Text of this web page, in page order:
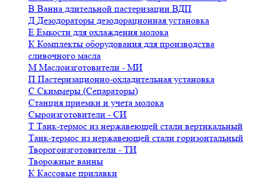
В Ванна длительной пастеризации ВДП
Д Дезодораторы дезодорационная установка
Е Емкости для охлаждения молока
К Комплекты оборудования для производства
сливочного масла
М Маслоизготовители - МИ
П Пастеризационно-охладительная установка
С Скиммеры (Сепараторы)
Станция приемки и учета молока
Сыроизготовители - СИ
Т Танк-термос из нержавеющей стали вертикальный
Танк-термос из нержавеющей стали горизонтальный
Творогоизготовители - ТИ
Творожные ванны
К Кассовые прилавки